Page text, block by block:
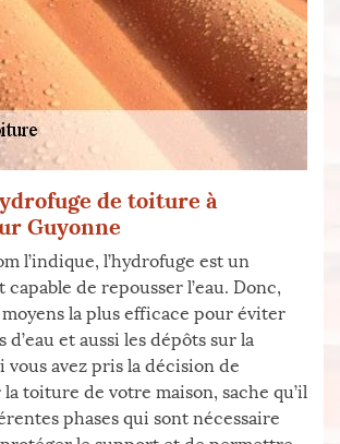
de toiture à
Guyonne
l’indique, l’hydrofuge est un
de repousser l’eau. Donc,
moyens la plus efficace pour éviter
et aussi les dépôts sur la
vous avez pris la décision de
la toiture de votre maison, sache qu’il
phases qui sont nécessaire